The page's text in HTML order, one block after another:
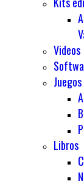
Videos
Libros